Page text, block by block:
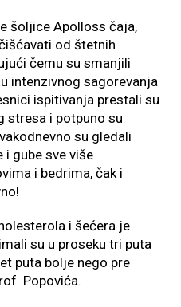
šoljice Apolloss čaja,
od štetnih
čemu su smanjili
intenzivnog sagorevanja
ispitivanja prestali su
stresa i potpuno su
su gledali
i gube sve više
i bedrima, čak i
i šećera je
su u proseku tri puta
puta bolje nego pre
Popovića.